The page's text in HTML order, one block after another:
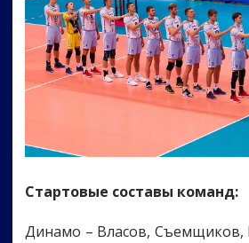
Стартовые составы команд:
Динамо – Власов, Съемщиков,